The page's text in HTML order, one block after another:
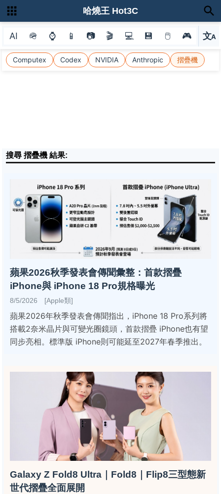
AI 🪖 ⌚ 📱 📷 🎬 💻 💾 🖱 🎮 文A
選
Computex Codex NVIDIA Anthropic 摺疊機
哈燒王 Hot3C
搜尋 摺疊機 結果:
蘋果2026秋季發表會傳聞彙整：首款摺疊
iPhone與 iPhone 18 Pro規格曝光
8/5/2026 [Apple類]
蘋果2026年秋季發表會傳聞指出，iPhone 18 Pro系列將
搭載2奈米晶片與可變光圈鏡頭，首款摺疊 iPhone也有望
同步亮相。標準版 iPhone則可能延至2027年春季推出。
Galaxy Z Fold8 Ultra｜Fold8｜Flip8三型態新
世代摺疊全面展開